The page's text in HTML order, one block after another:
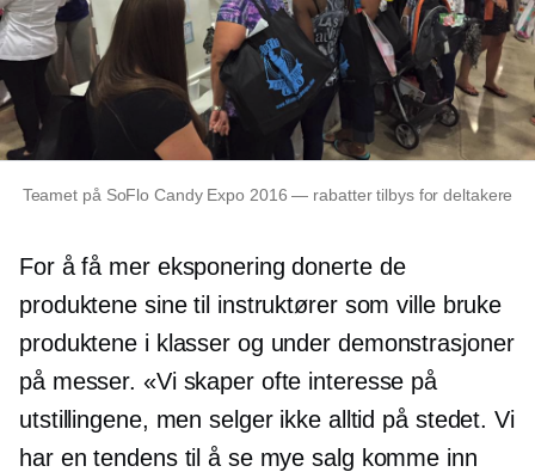
Teamet på SoFlo Candy Expo 2016 — rabatter tilbys for deltakere
For å få mer eksponering donerte de
produktene sine til instruktører som ville bruke
produktene i klasser og under demonstrasjoner
på messer. «Vi skaper ofte interesse på
utstillingene, men selger ikke alltid på stedet. Vi
har en tendens til å se mye salg komme inn